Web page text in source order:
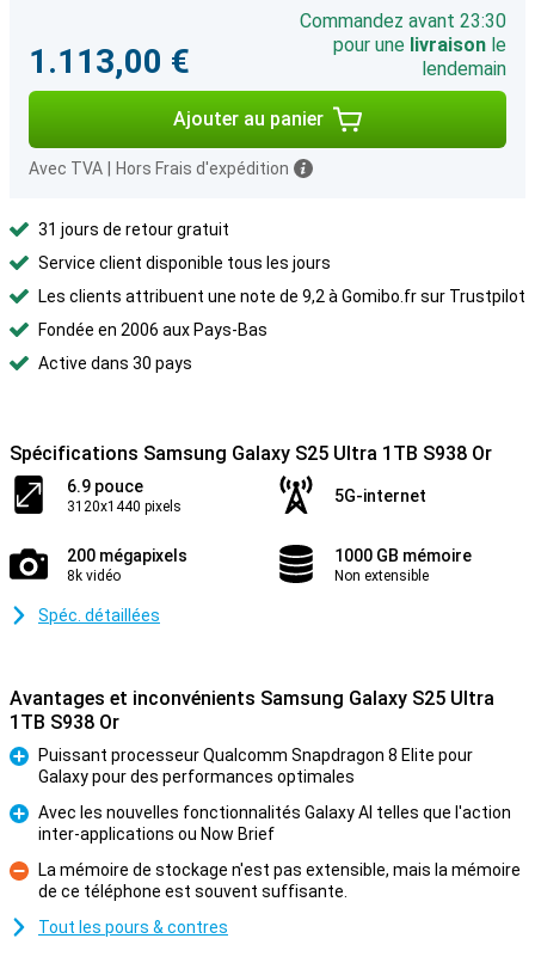
1.113,00 €
Commandez avant 23:30
pour une livraison le
lendemain
Ajouter au panier
Avec TVA Hors Frais d'expédition
31 jours de retour gratuit
Service client disponible tous les jours
Les clients attribuent une note de 9,2 à Gomibo.fr sur Trustpilot
Fondée en 2006 aux Pays-Bas
Active dans 30 pays
Spécifications Samsung Galaxy S25 Ultra 1TB S938 Or
6.9 pouce
3120x1440 pixels
5G-internet
200 mégapixels
8k vidéo
1000 GB mémoire
Non extensible
Spéc. détaillées
Avantages et inconvénients Samsung Galaxy S25 Ultra
1TB S938 Or
Pour
Puissant processeur Qualcomm Snapdragon 8 Elite pour
Galaxy pour des performances optimales
Pour
Avec les nouvelles fonctionnalités Galaxy AI telles que l'action
inter-applications ou Now Brief
Contre
La mémoire de stockage n'est pas extensible, mais la mémoire
de ce téléphone est souvent suffisante.
Tout les pours & contres